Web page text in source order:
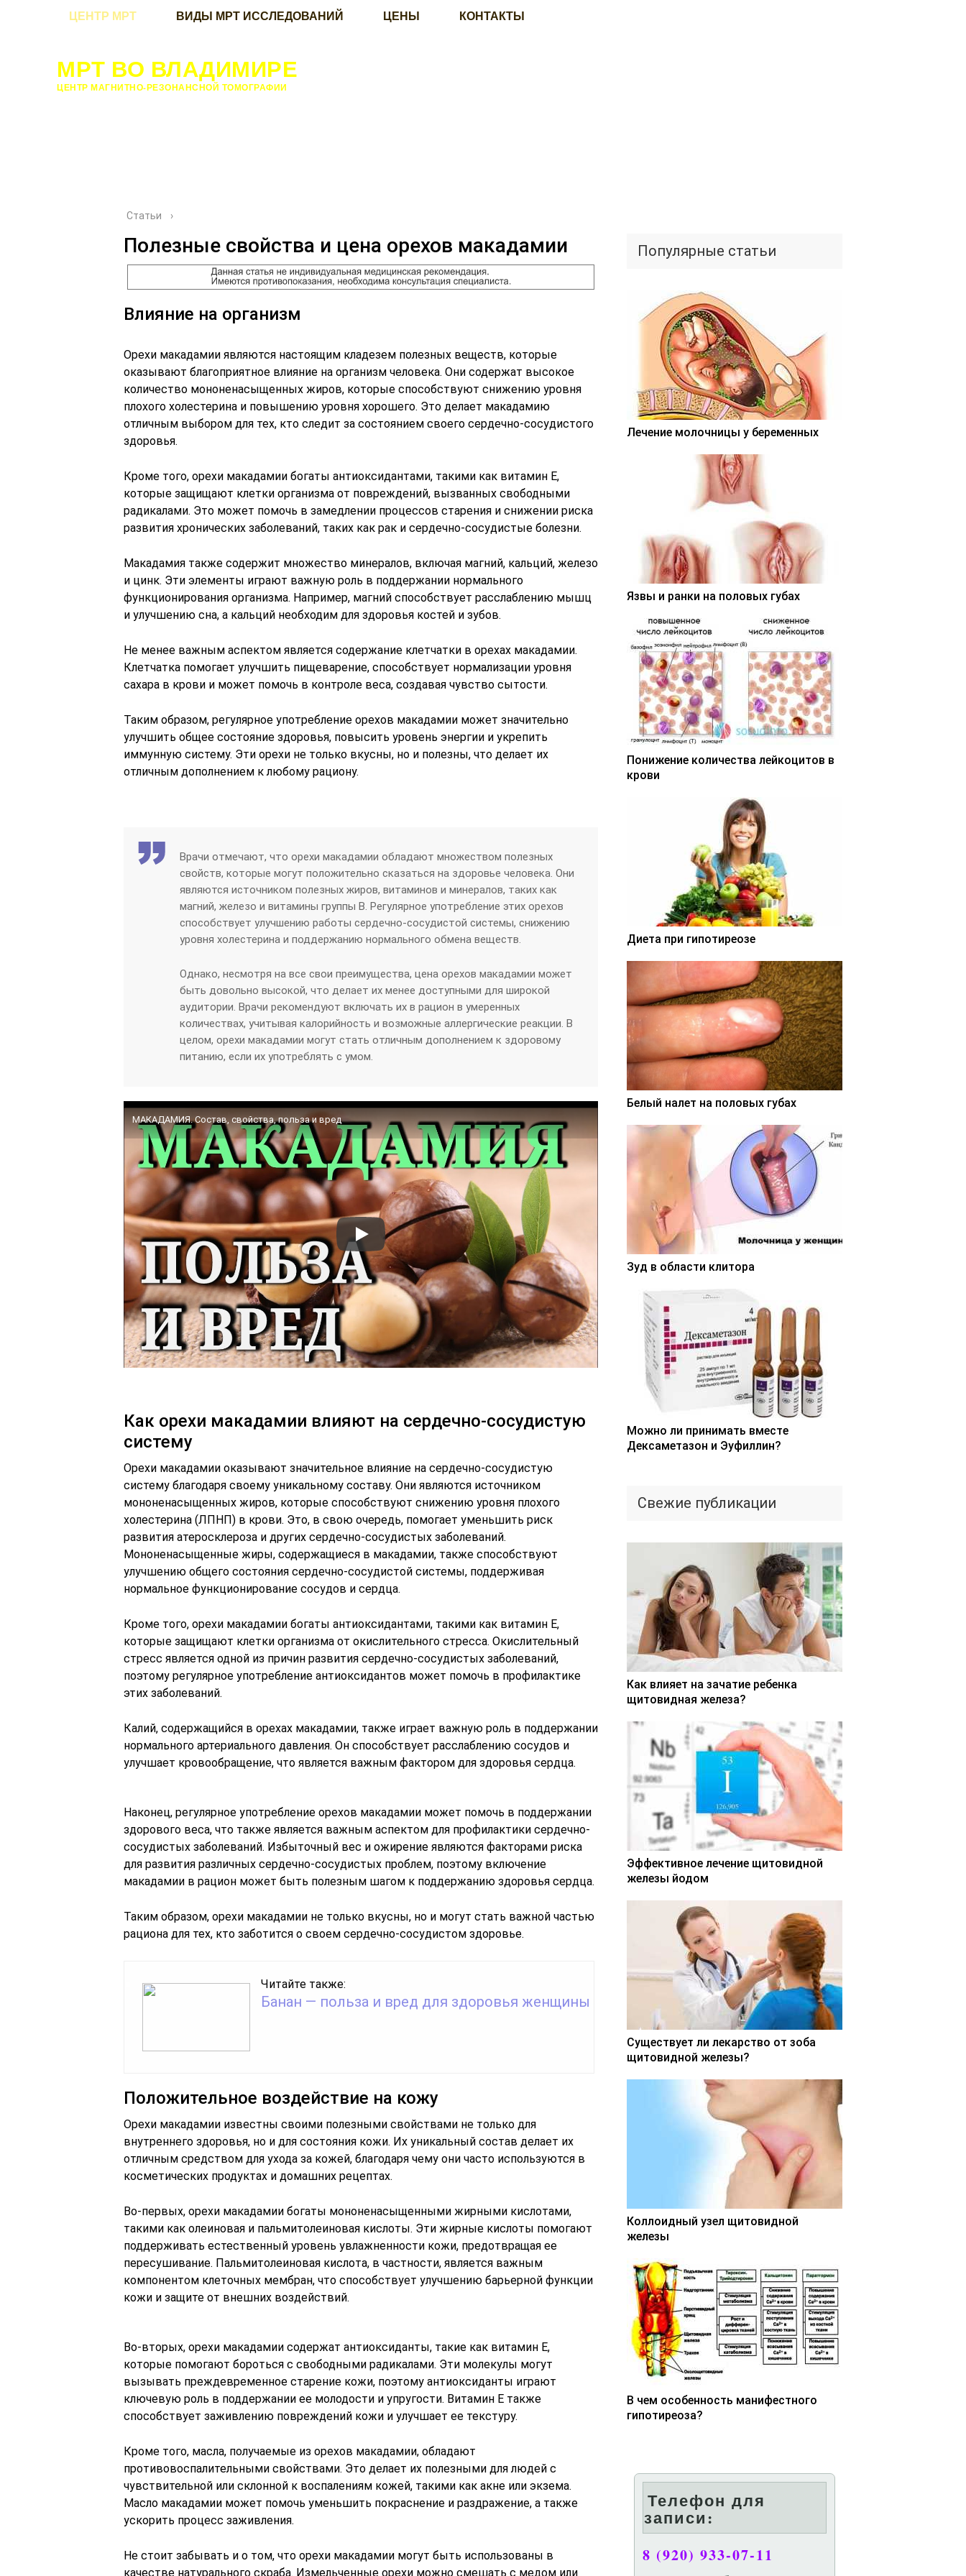
ЦЕНТР МРТ ВИДЫ МРТ ИССЛЕДОВАНИЙ ЦЕНЫ КОНТАКТЫ
МРТ ВО ВЛАДИМИРЕ
ЦЕНТР МАГНИТНО-РЕЗОНАНСНОЙ ТОМОГРАФИИ
Статьи ›
Полезные свойства и цена орехов макадамии
Влияние на организм
Орехи макадамии являются настоящим кладезем полезных веществ, которые
оказывают благоприятное влияние на организм человека. Они содержат высокое
количество мононенасыщенных жиров, которые способствуют снижению уровня
плохого холестерина и повышению уровня хорошего. Это делает макадамию
отличным выбором для тех, кто следит за состоянием своего сердечно-сосудистого
здоровья.
Кроме того, орехи макадамии богаты антиоксидантами, такими как витамин E,
которые защищают клетки организма от повреждений, вызванных свободными
радикалами. Это может помочь в замедлении процессов старения и снижении риска
развития хронических заболеваний, таких как рак и сердечно-сосудистые болезни.
Макадамия также содержит множество минералов, включая магний, кальций, железо
и цинк. Эти элементы играют важную роль в поддержании нормального
функционирования организма. Например, магний способствует расслаблению мышц
и улучшению сна, а кальций необходим для здоровья костей и зубов.
Не менее важным аспектом является содержание клетчатки в орехах макадамии.
Клетчатка помогает улучшить пищеварение, способствует нормализации уровня
сахара в крови и может помочь в контроле веса, создавая чувство сытости.
Таким образом, регулярное употребление орехов макадамии может значительно
улучшить общее состояние здоровья, повысить уровень энергии и укрепить
иммунную систему. Эти орехи не только вкусны, но и полезны, что делает их
отличным дополнением к любому рациону.
Врачи отмечают, что орехи макадамии обладают множеством полезных
свойств, которые могут положительно сказаться на здоровье человека. Они
являются источником полезных жиров, витаминов и минералов, таких как
магний, железо и витамины группы B. Регулярное употребление этих орехов
способствует улучшению работы сердечно-сосудистой системы, снижению
уровня холестерина и поддержанию нормального обмена веществ.
Однако, несмотря на все свои преимущества, цена орехов макадамии может
быть довольно высокой, что делает их менее доступными для широкой
аудитории. Врачи рекомендуют включать их в рацион в умеренных
количествах, учитывая калорийность и возможные аллергические реакции. В
целом, орехи макадамии могут стать отличным дополнением к здоровому
питанию, если их употреблять с умом.
МАКАДАМИЯ. Состав, свойства, польза и вред
Как орехи макадамии влияют на сердечно-сосудистую
систему
Орехи макадамии оказывают значительное влияние на сердечно-сосудистую
систему благодаря своему уникальному составу. Они являются источником
мононенасыщенных жиров, которые способствуют снижению уровня плохого
холестерина (ЛПНП) в крови. Это, в свою очередь, помогает уменьшить риск
развития атеросклероза и других сердечно-сосудистых заболеваний.
Мононенасыщенные жиры, содержащиеся в макадамии, также способствуют
улучшению общего состояния сердечно-сосудистой системы, поддерживая
нормальное функционирование сосудов и сердца.
Кроме того, орехи макадамии богаты антиоксидантами, такими как витамин Е,
которые защищают клетки организма от окислительного стресса. Окислительный
стресс является одной из причин развития сердечно-сосудистых заболеваний,
поэтому регулярное употребление антиоксидантов может помочь в профилактике
этих заболеваний.
Калий, содержащийся в орехах макадамии, также играет важную роль в поддержании
нормального артериального давления. Он способствует расслаблению сосудов и
улучшает кровообращение, что является важным фактором для здоровья сердца.
Наконец, регулярное употребление орехов макадамии может помочь в поддержании
здорового веса, что также является важным аспектом для профилактики сердечно-
сосудистых заболеваний. Избыточный вес и ожирение являются факторами риска
для развития различных сердечно-сосудистых проблем, поэтому включение
макадамии в рацион может быть полезным шагом к поддержанию здоровья сердца.
Таким образом, орехи макадамии не только вкусны, но и могут стать важной частью
рациона для тех, кто заботится о своем сердечно-сосудистом здоровье.
Читайте также:
Банан — польза и вред для здоровья женщины
Положительное воздействие на кожу
Орехи макадамии известны своими полезными свойствами не только для
внутреннего здоровья, но и для состояния кожи. Их уникальный состав делает их
отличным средством для ухода за кожей, благодаря чему они часто используются в
косметических продуктах и домашних рецептах.
Во-первых, орехи макадамии богаты мононенасыщенными жирными кислотами,
такими как олеиновая и пальмитолеиновая кислоты. Эти жирные кислоты помогают
поддерживать естественный уровень увлажненности кожи, предотвращая ее
пересушивание. Пальмитолеиновая кислота, в частности, является важным
компонентом клеточных мембран, что способствует улучшению барьерной функции
кожи и защите от внешних воздействий.
Во-вторых, орехи макадамии содержат антиоксиданты, такие как витамин E,
которые помогают бороться с свободными радикалами. Эти молекулы могут
вызывать преждевременное старение кожи, поэтому антиоксиданты играют
ключевую роль в поддержании ее молодости и упругости. Витамин E также
способствует заживлению повреждений кожи и улучшает ее текстуру.
Кроме того, масла, получаемые из орехов макадамии, обладают
противовоспалительными свойствами. Это делает их полезными для людей с
чувствительной или склонной к воспалениям кожей, такими как акне или экзема.
Масло макадамии может помочь уменьшить покраснение и раздражение, а также
ускорить процесс заживления.
Не стоит забывать и о том, что орехи макадамии могут быть использованы в
качестве натурального скраба. Измельченные орехи можно смешать с медом или
Популярные статьи
Лечение молочницы у беременных
Язвы и ранки на половых губах
Понижение количества лейкоцитов в
крови
Диета при гипотиреозе
Белый налет на половых губах
Зуд в области клитора
Можно ли принимать вместе
Дексаметазон и Эуфиллин?
Свежие публикации
Как влияет на зачатие ребенка
щитовидная железа?
Эффективное лечение щитовидной
железы йодом
Существует ли лекарство от зоба
щитовидной железы?
Коллоидный узел щитовидной
железы
В чем особенность манифестного
гипотиреоза?
Телефон для
записи:
8 (920) 933-07-11